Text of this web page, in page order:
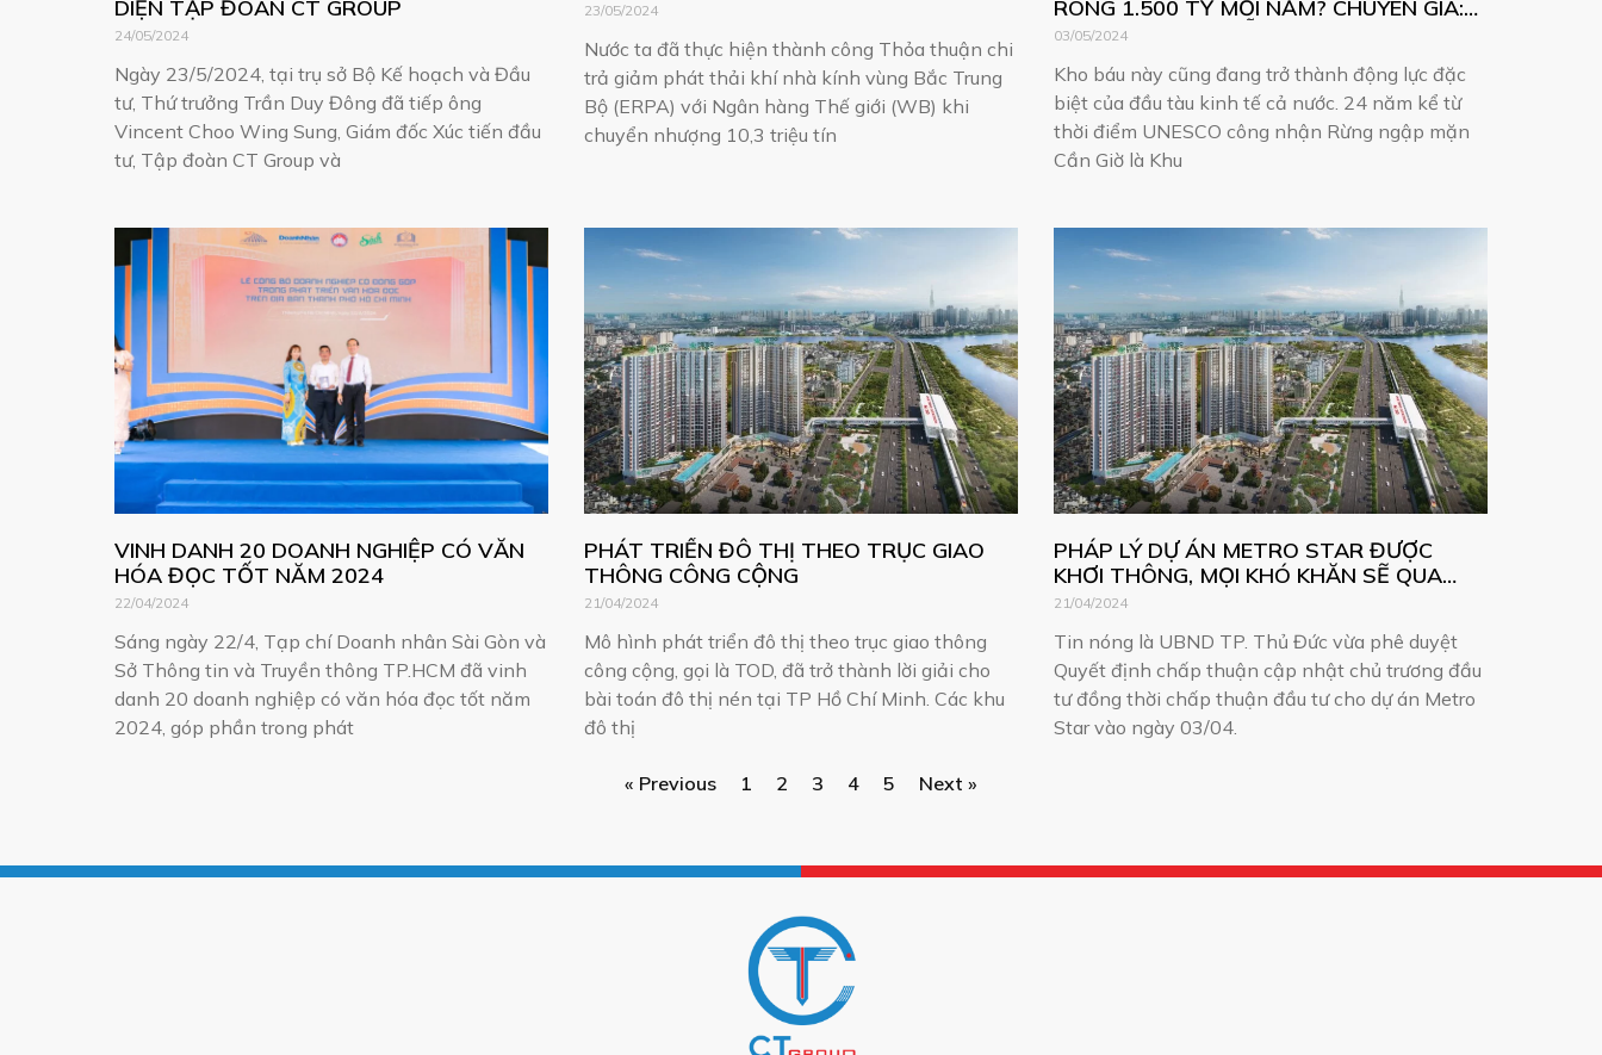
DIỆN TẬP ĐOÀN CT GROUP
24/05/2024
Ngày 23/5/2024, tại trụ sở Bộ Kế hoạch và Đầu
tư, Thứ trưởng Trần Duy Đông đã tiếp ông
Vincent Choo Wing Sung, Giám đốc Xúc tiến đầu
tư, Tập đoàn CT Group và
23/05/2024
Nước ta đã thực hiện thành công Thỏa thuận chi
trả giảm phát thải khí nhà kính vùng Bắc Trung
Bộ (ERPA) với Ngân hàng Thế giới (WB) khi
chuyển nhượng 10,3 triệu tín
RÒNG 1.500 TỶ MỖI NĂM? CHUYÊN GIA:
PHẢI ĐO LƯỜNG LỖ HAY LÃI ĐÃ!
03/05/2024
Kho báu này cũng đang trở thành động lực đặc
biệt của đầu tàu kinh tế cả nước. 24 năm kể từ
thời điểm UNESCO công nhận Rừng ngập mặn
Cần Giờ là Khu
VINH DANH 20 DOANH NGHIỆP CÓ VĂN
HÓA ĐỌC TỐT NĂM 2024
22/04/2024
Sáng ngày 22/4, Tạp chí Doanh nhân Sài Gòn và
Sở Thông tin và Truyền thông TP.HCM đã vinh
danh 20 doanh nghiệp có văn hóa đọc tốt năm
2024, góp phần trong phát
PHÁT TRIỂN ĐÔ THỊ THEO TRỤC GIAO
THÔNG CÔNG CỘNG
21/04/2024
Mô hình phát triển đô thị theo trục giao thông
công cộng, gọi là TOD, đã trở thành lời giải cho
bài toán đô thị nén tại TP Hồ Chí Minh. Các khu
đô thị
PHÁP LÝ DỰ ÁN METRO STAR ĐƯỢC
KHƠI THÔNG, MỌI KHÓ KHĂN SẼ QUA
ĐI…!
21/04/2024
Tin nóng là UBND TP. Thủ Đức vừa phê duyệt
Quyết định chấp thuận cập nhật chủ trương đầu
tư đồng thời chấp thuận đầu tư cho dự án Metro
Star vào ngày 03/04.
« Previous 1 2 3 4 5 Next »